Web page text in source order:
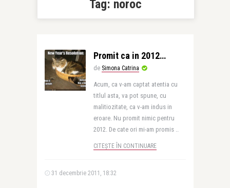
Tag: noroc
Promit ca in 2012…
de Simona Catrina
Acum, ca v-am captat atentia cu
titlul asta, va pot spune, cu
malitiozitate, ca v-am indus in
eroare. Nu promit nimic pentru
2012. De cate ori mi-am promis ..
CITEȘTE ÎN CONTINUARE
31 decembrie 2011, 18:32